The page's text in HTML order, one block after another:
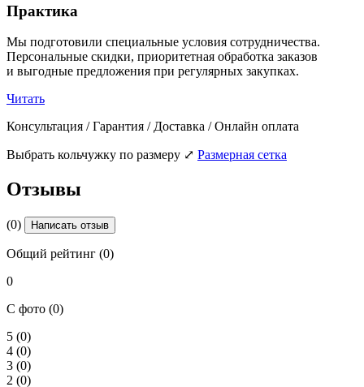
Практика
Мы подготовили специальные условия сотрудничества.
Персональные скидки, приоритетная обработка заказов
и выгодные предложения при регулярных закупках.
Читать
Консультация / Гарантия / Доставка / Онлайн оплата
Выбрать кольчужку по размеру ⤢ Размерная сетка
Отзывы
(0) Написать отзыв
Общий рейтинг (0)
0
С фото (0)
5 (0)
4 (0)
3 (0)
2 (0)